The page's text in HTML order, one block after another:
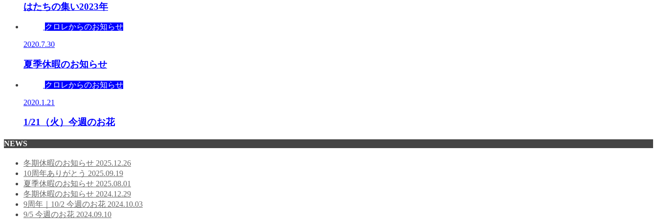
はたちの集い2023年
クロレからのお知らせ
2020.7.30
夏季休暇のお知らせ
クロレからのお知らせ
2020.1.21
1/21（火）今週のお花
NEWS
冬期休暇のお知らせ 2025.12.26
10周年ありがとう 2025.09.19
夏季休暇のお知らせ 2025.08.01
冬期休暇のお知らせ 2024.12.29
9周年｜10/2 今週のお花 2024.10.03
9/5 今週のお花 2024.09.10